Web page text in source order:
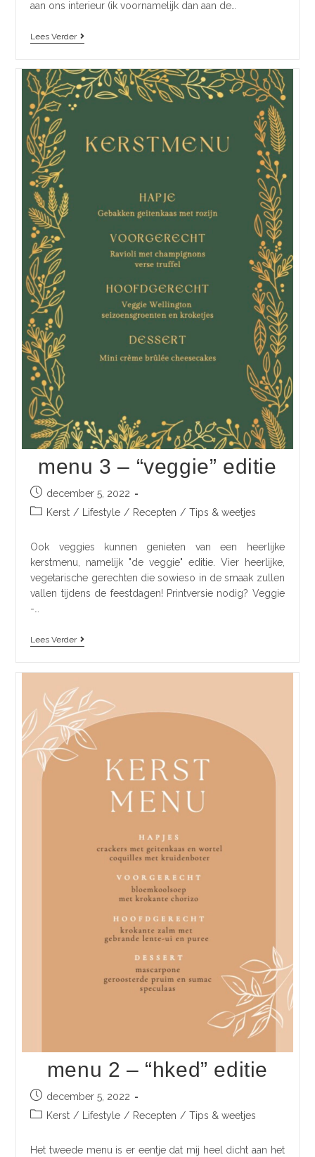
aan ons interieur (ik voornamelijk dan aan de…
Lees Verder
menu 3 – “veggie” editie
december 5, 2022
Kerst / Lifestyle / Recepten / Tips & weetjes
Ook veggies kunnen genieten van een heerlijke
kerstmenu, namelijk "de veggie" editie. Vier heerlijke,
vegetarische gerechten die sowieso in de smaak zullen
vallen tijdens de feestdagen! Printversie nodig? Veggie
-…
Lees Verder
menu 2 – “hked” editie
december 5, 2022
Kerst / Lifestyle / Recepten / Tips & weetjes
Het tweede menu is er eentje dat mij heel dicht aan het